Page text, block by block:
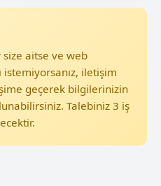
aitse ve web
istemiyorsanız, iletişim
geçerek bilgilerinizin
Talebiniz 3 iş